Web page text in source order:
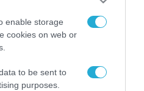
enable storage
cookies on web or
to be sent to
purposes.